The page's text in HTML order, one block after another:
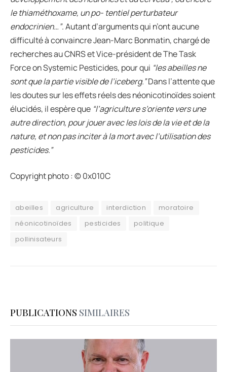
le thiaméthoxame, un po- tentiel perturbateur
endocrinien…”. Autant d’arguments qui n’ont aucune
difficulté à convaincre Jean-Marc Bonmatin, chargé de
recherches au CNRS et Vice-président de The Task
Force on Systemic Pesticides, pour qui “les abeilles ne
sont que la partie visible de l’iceberg.”Dans l’attente que
les doutes sur les effets réels des néonicotinoïdes soient
élucidés, il espère que “l’agriculture s’oriente vers une
autre direction, pour jouer avec les lois de la vie et de la
nature, et non pas inciter à la mort avec l’utilisation des
pesticides.”
Copyright photo : © 0x010C
abeilles agriculture interdiction
moratoire
néonicotinoïdes
pesticides
politique
pollinisateurs
PUBLICATIONS SIMILAIRES